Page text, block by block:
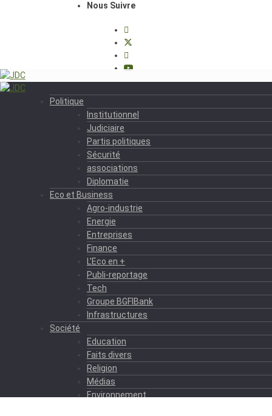
Nous Suivre
Politique
Institutionnel
Judiciaire
Partis politiques
Sécurité
associations
Diplomatie
Eco et Business
Agro-industrie
Energie
Entreprises
Finance
L’Eco en +
Publi-reportage
Tech
Groupe BGFIBank
Infrastructures
Société
Education
Faits divers
Religion
Médias
Environnement